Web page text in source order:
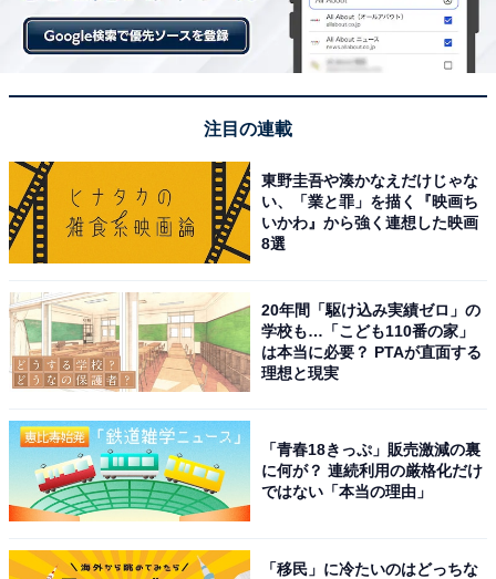
注目の連載
東野圭吾や湊かなえだけじゃな
い、「業と罪」を描く『映画ち
いかわ』から強く連想した映画
8選
20年間「駆け込み実績ゼロ」の
学校も…「こども110番の家」
は本当に必要？ PTAが直面する
理想と現実
「青春18きっぷ」販売激減の裏
に何が？ 連続利用の厳格化だけ
ではない「本当の理由」
「移民」に冷たいのはどっちな